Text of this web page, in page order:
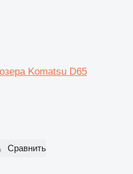
Komatsu D65
Сравнить